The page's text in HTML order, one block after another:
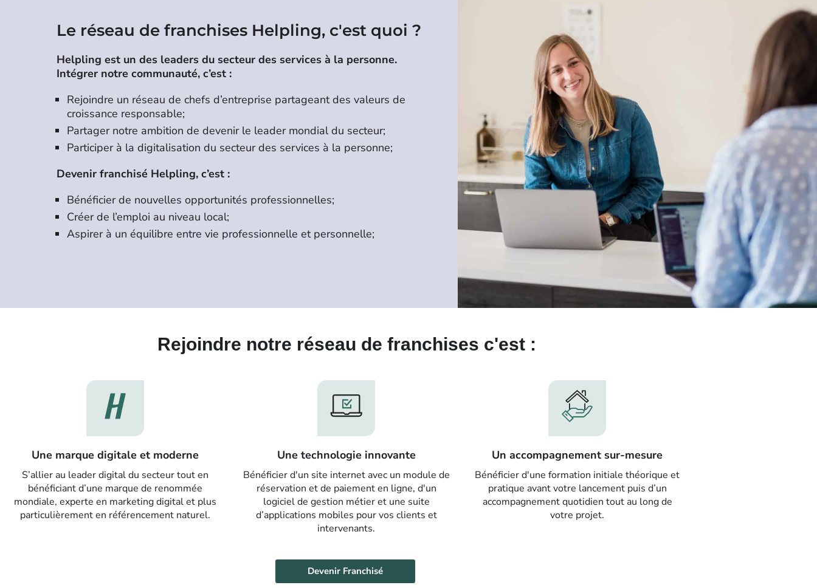
Le réseau de franchises Helpling, c'est quoi ?
Helpling est un des leaders du secteur des services à la personne.
Intégrer notre communauté, c’est :
Rejoindre un réseau de chefs d’entreprise partageant des valeurs de
croissance responsable;
Partager notre ambition de devenir le leader mondial du secteur;
Participer à la digitalisation du secteur des services à la personne;
Devenir franchisé Helpling, c’est :
Bénéficier de nouvelles opportunités professionnelles;
Créer de l’emploi au niveau local;
Aspirer à un équilibre entre vie professionnelle et personnelle;
Rejoindre notre réseau de franchises c'est :
Une marque digitale et moderne
S’allier au leader digital du secteur tout en
bénéficiant d’une marque de renommée
mondiale, experte en marketing digital et plus
particulièrement en référencement naturel.
Une technologie innovante
Bénéficier d'un site internet avec un module de
réservation et de paiement en ligne, d'un
logiciel de gestion métier et une suite
d’applications mobiles pour vos clients et
intervenants.
Un accompagnement sur-mesure
Bénéficier d'une formation initiale théorique et
pratique avant votre lancement puis d’un
accompagnement quotidien tout au long de
votre projet.
Devenir Franchisé